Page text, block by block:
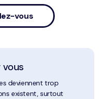
vous
vous
deviennent trop
existent, surtout